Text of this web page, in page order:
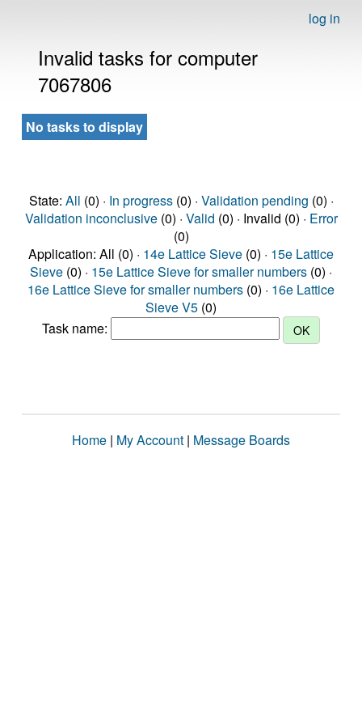
log in
Invalid tasks for computer
7067806
No tasks to display
State: All (0) · In progress(0) · Validation pending (0) ·
Validation inconclusive(0) · Valid (0) · Invalid (0) · Error
(0)
Application: All (0) · 14e Lattice Sieve (0) · 15e Lattice
Sieve (0) · 15e Lattice Sieve for smaller numbers (0) ·
16e Lattice Sieve for smaller numbers (0) · 16e Lattice
Sieve V5 (0)
Task name:
Home | My Account | Message Boards